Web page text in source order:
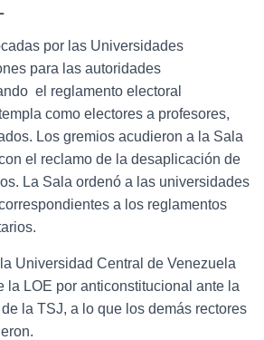
por las Universidades
para las autoridades
el reglamento electoral
como electores a profesores,
Los gremios acudieron a la Sala
el reclamo de la desaplicación de
La Sala ordenó a las universidades
a los reglamentos
Universidad Central de Venezuela
la LOE por anticonstitucional ante la
la TSJ, a lo que los demás rectores